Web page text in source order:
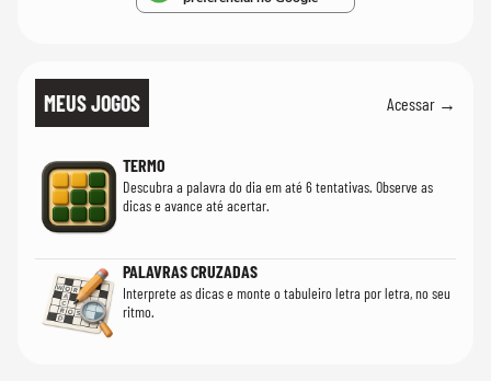
MEUS JOGOS Acessar →
TERMO
Descubra a palavra do dia em até 6 tentativas. Observe as
dicas e avance até acertar.
PALAVRAS CRUZADAS
Interprete as dicas e monte o tabuleiro letra por letra, no seu
ritmo.